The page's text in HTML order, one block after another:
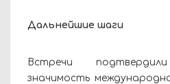
Дальнейшие шаги
Встречи
значимость